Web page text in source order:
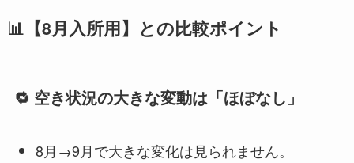
📊【8月入所用】との比較ポイント
🔁 空き状況の大きな変動は「ほぼなし」
8月→9月で大きな変化は見られません。